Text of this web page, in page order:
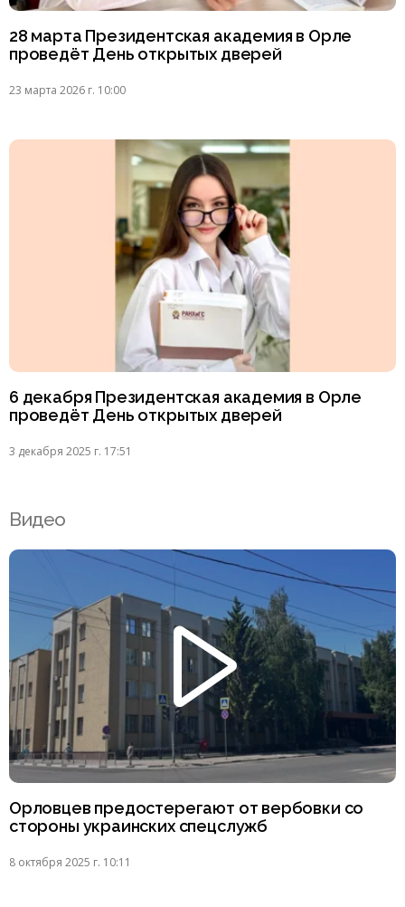
28 марта Президентская академия в Орле
проведёт День открытых дверей
23 марта 2026 г. 10:00
6 декабря Президентская академия в Орле
проведёт День открытых дверей
3 декабря 2025 г. 17:51
Видео
Орловцев предостерегают от вербовки со
стороны украинских спецслужб
8 октября 2025 г. 10:11